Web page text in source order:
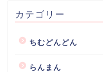
カテゴリー
ちむどんどん
らんまん